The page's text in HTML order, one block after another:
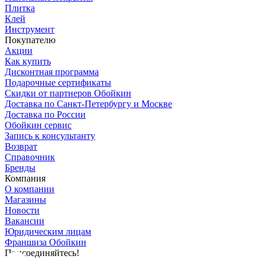
Плитка
Клей
Инструмент
Покупателю
Акции
Как купить
Дисконтная программа
Подарочные сертификаты
Скидки от партнеров Обойкин
Доставка по Санкт-Петербургу и Москве
Доставка по России
Обойкин сервис
Запись к консультанту
Возврат
Справочник
Бренды
Компания
О компании
Магазины
Новости
Вакансии
Юридическим лицам
Франшиза Обойкин
Присоединяйтесь!